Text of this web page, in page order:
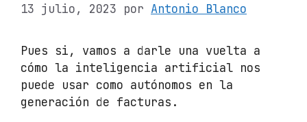
13 julio, 2023 por Antonio Blanco
Pues si, vamos a darle una vuelta a
cómo la inteligencia artificial nos
puede usar como autónomos en la
generación de facturas.